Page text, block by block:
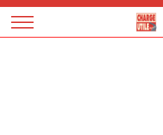
Magazine
Panneau de gestion des cookies